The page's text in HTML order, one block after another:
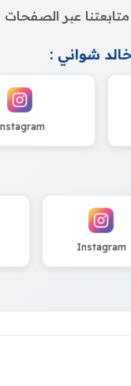
متابعتنا عبر
شواني :
Instagram